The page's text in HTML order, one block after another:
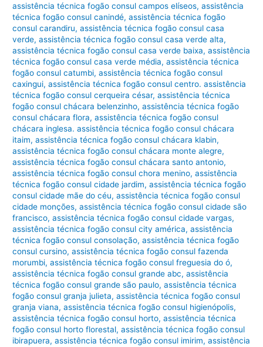
assistência técnica fogão consul campos elíseos,assistência
técnica fogão consul canindé,assistência técnica fogão
consul carandiru,assistência técnica fogão consul casa
verde,assistência técnica fogão consul casa verde alta,
assistência técnica fogão consul casa verde baixa,assistência
técnica fogão consul casa verde média,assistência técnica
fogão consul catumbi,assistência técnica fogão consul
caxingui,assistência técnica fogão consul centro. assistência
técnica fogão consul cerqueira césar,assistência técnica
fogão consul chácara belenzinho,assistência técnica fogão
consul chácara flora,assistência técnica fogão consul
chácara inglesa. assistência técnica fogão consul chácara
itaim,assistência técnica fogão consul chácara klabin,
assistência técnica fogão consul chácara monte alegre,
assistência técnica fogão consul chácara santo antonio,
assistência técnica fogão consul chora menino,assistência
técnica fogão consul cidade jardim,assistência técnica fogão
consul cidade mãe do céu,assistência técnica fogão consul
cidade monções,assistência técnica fogão consul cidade são
francisco,assistência técnica fogão consul cidade vargas,
assistência técnica fogão consul city américa,assistência
técnica fogão consul consolação,assistência técnica fogão
consul cursino,assistência técnica fogão consul fazenda
morumbi,assistência técnica fogão consul freguesia do ó,
assistência técnica fogão consul grande abc,assistência
técnica fogão consul grande são paulo,assistência técnica
fogão consul granja julieta,assistência técnica fogão consul
granja viana,assistência técnica fogão consul higienópolis,
assistência técnica fogão consul horto,assistência técnica
fogão consul horto florestal,assistência técnica fogão consul
ibirapuera,assistência técnica fogão consul imirim,assistência